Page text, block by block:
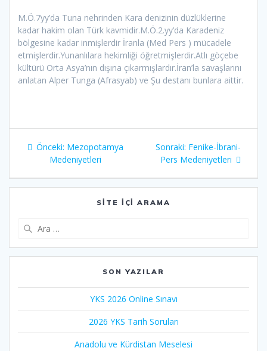
M.Ö.7yy’da Tuna nehrinden Kara denizinin düzlüklerine
kadar hakim olan Türk kavmidir.M.Ö.2.yy’da Karadeniz
bölgesine kadar inmişlerdir İranla (Med Pers ) mücadele
etmişlerdir.Yunanlılara hekimliği öğretmişlerdir.Atlı göçebe
kültürü Orta Asya’nın dışına çıkarmışlardır.İran’la savaşlarını
anlatan Alper Tunga (Afrasyab) ve Şu destanı bunlara aittir.
Yazı
gezinmesi
Önceki: Önceki
yazı:
Mezopotamya
Medeniyetleri
Sonraki: Sonraki
yazı:
Fenike-İbrani-
Pers Medeniyetleri
SITE İÇI ARAMA
SON YAZILAR
YKS 2026 Online Sınavı
2026 YKS Tarih Soruları
Anadolu ve Kürdistan Meselesi